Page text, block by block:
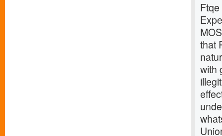
that
with